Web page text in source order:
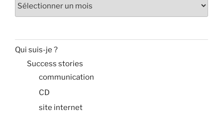
Qui suis-je ?
Success stories
communication
CD
site internet